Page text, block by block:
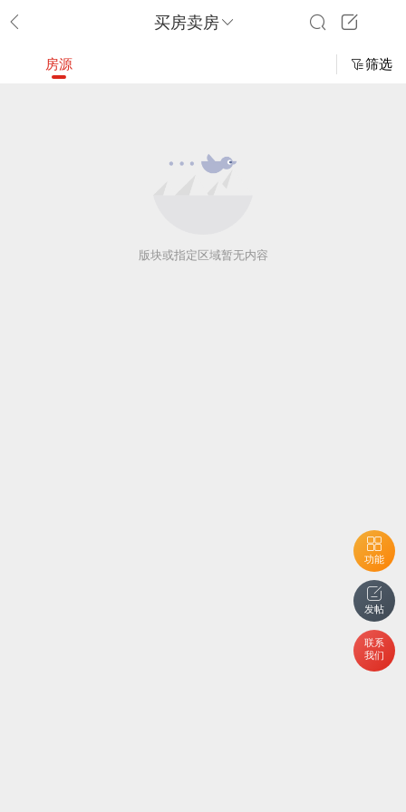
买房卖房
功能
发帖
联系
我们
房源 筛选
版块或指定区域暂无内容